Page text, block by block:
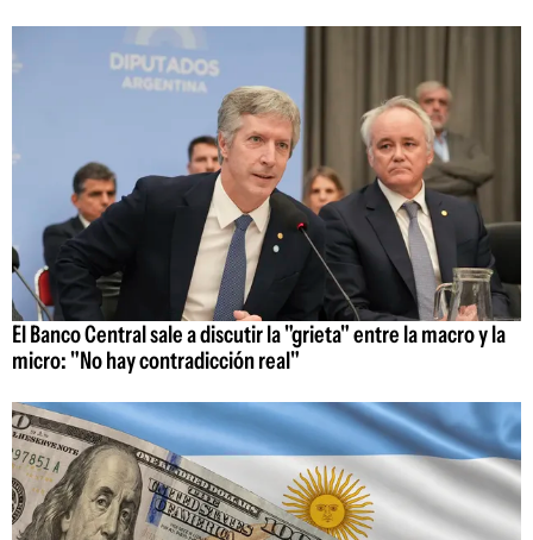
El Banco Central sale a discutir la "grieta" entre la macro y la
micro: "No hay contradicción real"